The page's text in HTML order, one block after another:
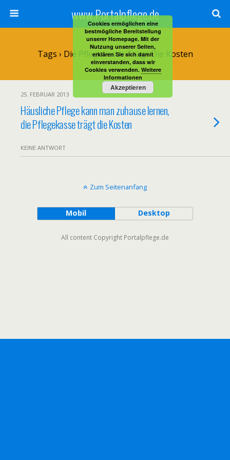
www.Portalpflege.de
Tags › Die Pflegekasse Trägt Die Kosten
25. FEBRUAR 2013
Häusliche Pflege kann man zuhause lernen,
die Pflegekasse trägt die Kosten
KEINE ANTWORT
Zum Seitenanfang
Mobil Desktop
All content Copyright Portalpflege.de
Cookies ermöglichen eine
bestmögliche Bereitstellung
unserer Homepage. Mit der
Nutzung unserer Seiten,
erklären Sie sich damit
einverstanden, dass wir
Cookies verwenden. Weitere
Informationen
Akzeptieren